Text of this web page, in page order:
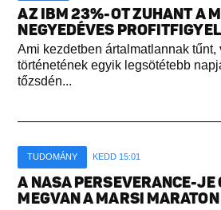
AZ IBM 23%-OT ZUHANT A
NEGYEDÉVES
Ami kezdetben ártalmatlannak tűnt,
történetének egyik legsötétebb
tőzsdén...
TUDOMÁNY KEDD 15:01
A NASA PERSEVERANCE-JE
MEGVAN A MARSI MARATON